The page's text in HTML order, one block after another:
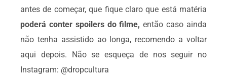
antes de começar, que fique claro que está matéria
poderá conter spoilers do filme,então caso ainda
não tenha assistido ao longa, recomendo a voltar
aqui depois. Não se esqueça de nos seguir no
Instagram: @dropcultura